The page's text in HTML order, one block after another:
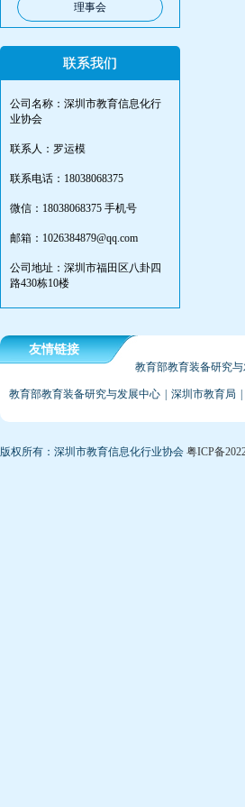
理事会
联系我们
公司名称：深圳市教育信息化行
业协会
联系人：罗运模
联系电话：18038068375
微信：18038068375 手机号
邮箱：1026384879@qq.com
公司地址：深圳市福田区八卦四
路430栋10楼
友情链接
教育部教育装备研究
教育部教育装备研究与发展中心 深圳市教育局
版权所有：深圳市教育信息化行业协会 粤ICP备